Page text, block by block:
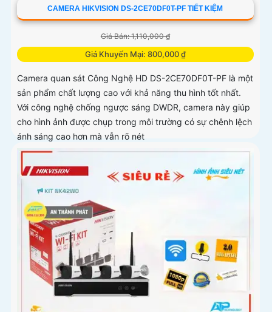
CAMERA HIKVISION DS-2CE70DF0T-PF TIẾT KIỆM
Giá Bán: 1,110,000 ₫
Giá Khuyến Mại: 800,000 ₫
Camera quan sát Công Nghệ HD DS-2CE70DF0T-PF là một
sản phẩm chất lượng cao với khả năng thu hình tốt nhất.
Với công nghệ chống ngược sáng DWDR, camera này giúp
cho hình ảnh được chụp trong môi trường có sự chênh lệch
ánh sáng cao hơn mà vẫn rõ nét